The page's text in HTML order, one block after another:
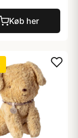
Køb her